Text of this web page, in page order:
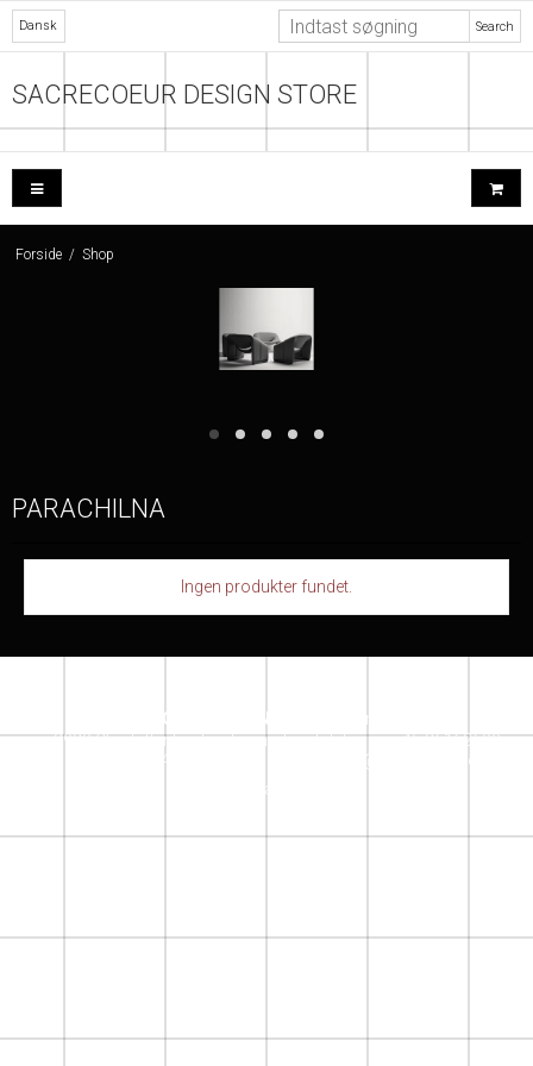
Dansk Search
SACRECOEUR DESIGN STORE
Forside / Shop
PARACHILNA
Ingen produkter fundet.
SACRECOEUR DESIGN STORE
Jensløvsvej 6
2920 Charlottenlund
denmark Telefonnr.:+45 26162609
+ 45 26162609
info@sacrecoeur.dk
Instagram